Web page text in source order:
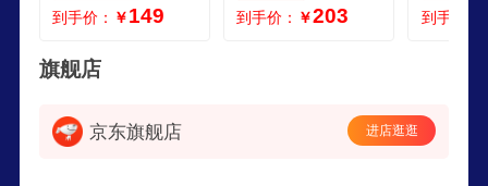
到手价： ￥149
l2 绿色
到手价： ￥203
勺 奶嘴
到手价：
旗舰店
京东旗舰店 进店逛逛